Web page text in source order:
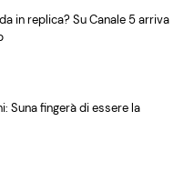
in replica? Su Canale 5 arriva
Suna fingerà di essere la